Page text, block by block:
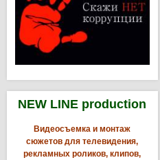
NEW LINE production
Видеосъемка и монтаж
сюжетов для телевидения,
рекламных роликов, клипов,